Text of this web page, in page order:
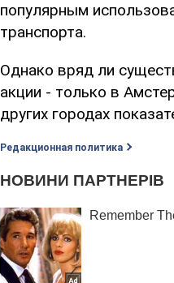
популярным
транспорта.
Однако вряд ли
акции - только в
других городах
Редакционная политика